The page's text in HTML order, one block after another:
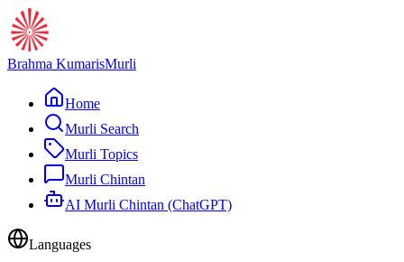
Brahma KumarisMurli
Home
Murli Search
Murli Topics
Murli Chintan
AI Murli Chintan (ChatGPT)
Languages